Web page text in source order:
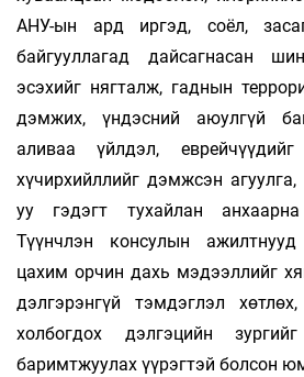
АНУ-ын ард иргэд, соёл,
байгууллагад дайсагнасан
эсэхийг нягталж, гаднын
дэмжих, үндэс­ний аюулгүй
аливаа үйлдэл,
хүчирхийллийг дэмжсэн
уу гэдэгт тухайлан
Түүнчлэн консулын
цахим орчин дахь мэдээллийг
дэлгэрэнгүй тэмдэглэл
холбогдох дэлгэцийн
баримтжуулах үүрэгтэй болсон